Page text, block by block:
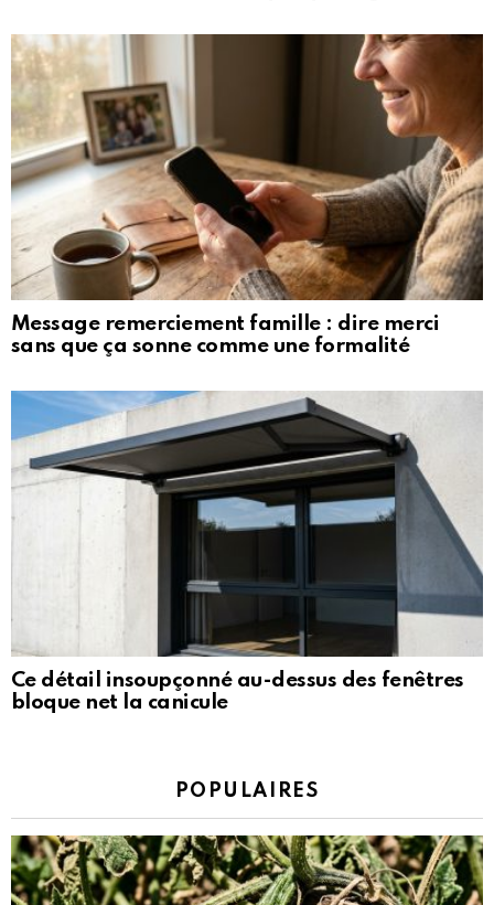
Message remerciement famille : dire merci
sans que ça sonne comme une formalité
Ce détail insoupçonné au-dessus des fenêtres
bloque net la canicule
POPULAIRES